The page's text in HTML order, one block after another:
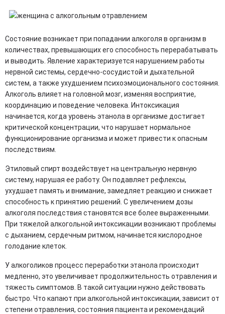
Состояние возникает при попадании алкоголя в организм в
количествах, превышающих его способность перерабатывать
и выводить. Явление характеризуется нарушением работы
нервной системы, сердечно-сосудистой и дыхательной
систем, а также ухудшением психоэмоционального состояния.
Алкоголь влияет на головной мозг, изменяя восприятие,
координацию и поведение человека. Интоксикация
начинается, когда уровень этанола в организме достигает
критической концентрации, что нарушает нормальное
функционирование организма и может привести к опасным
последствиям.
Этиловый спирт воздействует на центральную нервную
систему, нарушая ее работу. Он подавляет рефлексы,
ухудшает память и внимание, замедляет реакцию и снижает
способность к принятию решений. С увеличением дозы
алкоголя последствия становятся все более выраженными.
При тяжелой алкогольной интоксикации возникают проблемы
с дыханием, сердечным ритмом, начинается кислородное
голодание клеток.
У алкоголиков процесс переработки этанола происходит
медленно, это увеличивает продолжительность отравления и
тяжесть симптомов. В такой ситуации нужно действовать
быстро. Что капают при алкогольной интоксикации, зависит от
степени отравления, состояния пациента и рекомендаций